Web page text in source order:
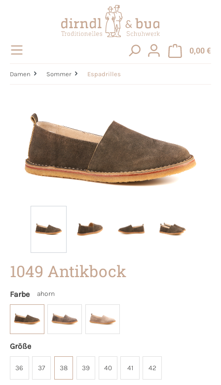
0,00 €
Damen Sommer Espadrilles
1049 Antikbock
Farbe ahorn
Größe
36 37 38 39 40 41 42